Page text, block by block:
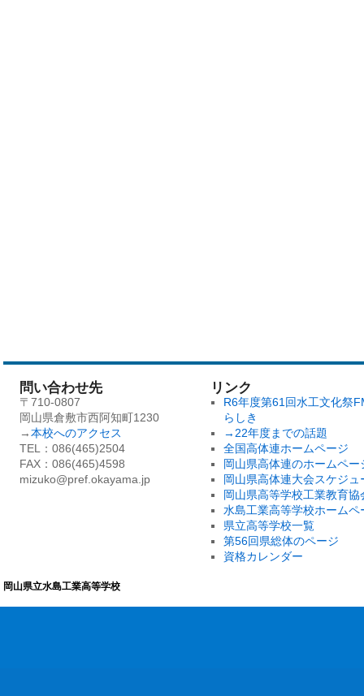
問い合わせ先
〒710-0807
岡山県倉敷市西阿知町1230
→本校へのアクセス
TEL：086(465)2504
FAX：086(465)4598
mizuko@pref.okayama.jp
リンク
R6年度第61回水工文化祭
らしき
→22年度までの話題
全国高体連ホームページ
岡山県高体連のホームペー
岡山県高体連大会スケジュ
岡山県高等学校工業教育協
水島工業高等学校ホームペ
県立高等学校一覧
第56回県総体のページ
資格カレンダー
岡山県立水島工業高等学校